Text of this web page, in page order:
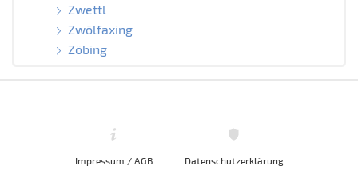
Zwettl
Zwölfaxing
Zöbing
Impressum / AGB Datenschutzerklärung